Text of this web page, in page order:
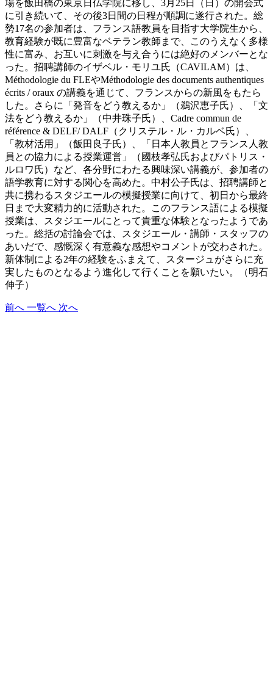
場を飯田橋の東京日仏学院に移し、3月25日（日）の開会式
に引き続いて、その後3日間の日程が順調に遂行された。総
勢17名の参加者は、フランス語教員を目指す大学院生から、
教育経験が既に豊富なベテラン教師まで、このうえなく多様
性に富み、お互いに刺激を与え合うには絶好のメンバーとな
った。招聘講師のイザベル・モリユ氏（CAVILAM）は、
Méthodologie du FLEやMéthodologie des documents authentiques
écrits / oraux の講義を通じて、フランスからの新風をもたら
した。さらに「発音をどう教えるか」（鵜沢恵子氏）、「文
法をどう教えるか」（中井珠子氏）、Cadre commun de
référence & DELF/ DALF（クリステル・ル・カルベ氏）、
「教材活用」（飯田良子氏）、「日本人教員とフランス人教
員との協力による授業運営」（國枝孝弘氏およびパトリス・
ルロワ氏）など、各分野にわたる興味深い講義が、参加者の
語学教育に対する関心を高めた。中村公子氏は、招聘講師と
共に携わるスタジエールの模擬授業に向けて、初日から最終
日まで大変精力的に活動された。このフランス語による模擬
授業は、スタジエールにとって貴重な体験となったようであ
った。総括の討論会では、スタジエール・講師・スタッフの
あいだで、感慨深く有意義な感想やコメントが交わされた。
新体制による2年の経験をふまえて、スタージュがさらに充
実したものとなるよう進化して行くことを願いたい。（明石
伸子）
前へ 一覧へ 次へ